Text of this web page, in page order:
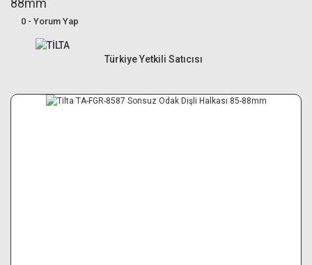
88mm
0 - Yorum Yap
Türkiye Yetkili Satıcısı